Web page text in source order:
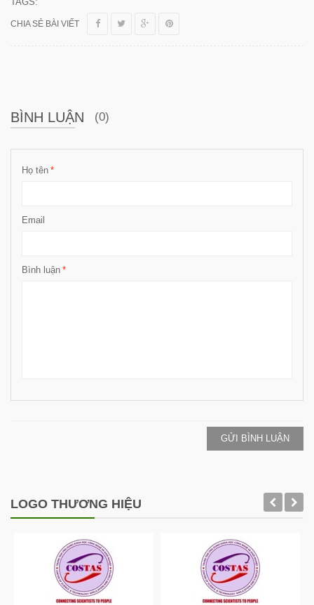
CHIA SẺ BÀI VIẾT
BÌNH LUẬN (0)
*
Họ tên
Email
*
Bình luận
GỬI BÌNH LUẬN
LOGO THƯƠNG HIỆU